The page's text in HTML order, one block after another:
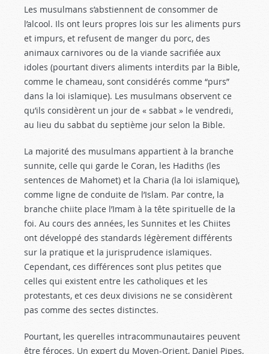
Les musulmans s’abstiennent de consommer de
l’alcool. Ils ont leurs propres lois sur les aliments purs
et impurs, et refusent de manger du porc, des
animaux carnivores ou de la viande sacrifiée aux
idoles (pourtant divers aliments interdits par la Bible,
comme le chameau, sont considérés comme “purs”
dans la loi islamique). Les musulmans observent ce
qu’ils considèrent un jour de « sabbat » le vendredi,
au lieu du sabbat du septième jour selon la Bible.
La majorité des musulmans appartient à la branche
sunnite, celle qui garde le Coran, les Hadiths (les
sentences de Mahomet) et la Charia (la loi islamique),
comme ligne de conduite de l’Islam. Par contre, la
branche chiite place l’Imam à la tête spirituelle de la
foi. Au cours des années, les Sunnites et les Chiites
ont développé des standards légèrement différents
sur la pratique et la jurisprudence islamiques.
Cependant, ces différences sont plus petites que
celles qui existent entre les catholiques et les
protestants, et ces deux divisions ne se considèrent
pas comme des sectes distinctes.
Pourtant, les querelles intracommunautaires peuvent
être féroces. Un expert du Moyen-Orient, Daniel Pipes,